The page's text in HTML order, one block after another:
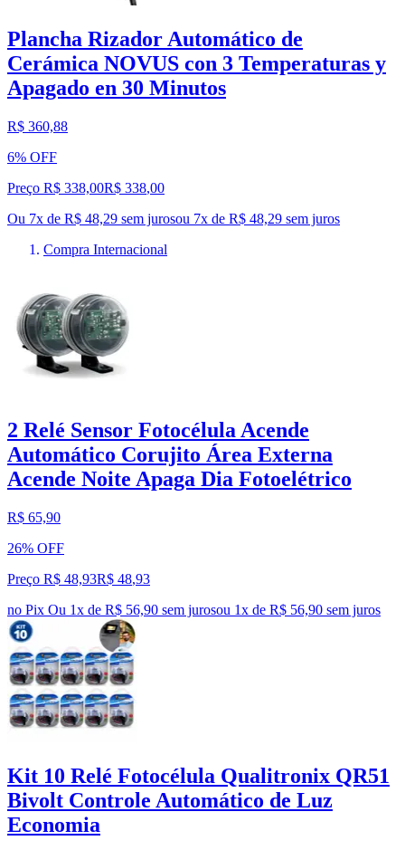
Plancha Rizador Automático de
Cerámica NOVUS con 3 Temperaturas y
Apagado en 30 Minutos
R$ 360,88
6% OFF
Preço R$ 338,00R$ 338,00
Ou 7x de R$ 48,29 sem jurosou 7x de R$ 48,29 sem juros
Compra Internacional
2 Relé Sensor Fotocélula Acende
Automático Corujito Área Externa
Acende Noite Apaga Dia Fotoelétrico
R$ 65,90
26% OFF
Preço R$ 48,93R$ 48,93
no Pix Ou 1x de R$ 56,90 sem jurosou 1x de R$ 56,90 sem juros
Kit 10 Relé Fotocélula Qualitronix QR51
Bivolt Controle Automático de Luz
Economia